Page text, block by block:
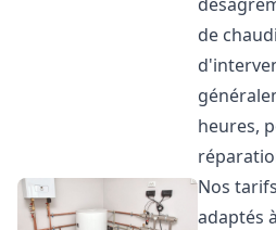
de
heures,
Nos
adaptés